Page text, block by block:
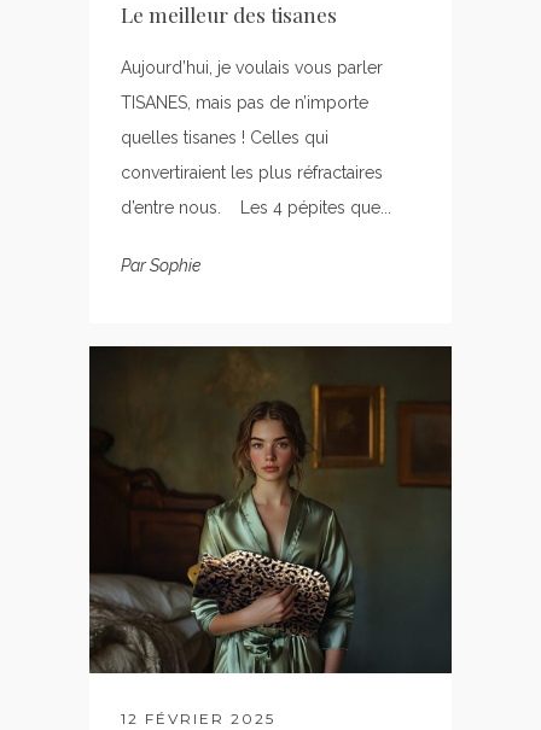
Le meilleur des tisanes
Aujourd’hui, je voulais vous parler
TISANES, mais pas de n’importe
quelles tisanes ! Celles qui
convertiraient les plus réfractaires
d’entre nous. Les 4 pépites que...
ParSophie
12 FÉVRIER 2025